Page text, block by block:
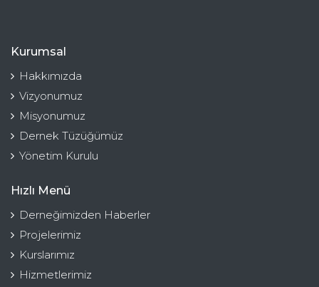
Kurumsal
Hakkımızda
Vizyonumuz
Misyonumuz
Dernek Tüzüğümüz
Yönetim Kurulu
Hızlı Menü
Derneğimizden Haberler
Projelerimiz
Kurslarımız
Hizmetlerimiz